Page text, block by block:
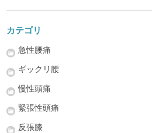
カテゴリ
急性腰痛
ギックリ腰
慢性頭痛
緊張性頭痛
反張膝